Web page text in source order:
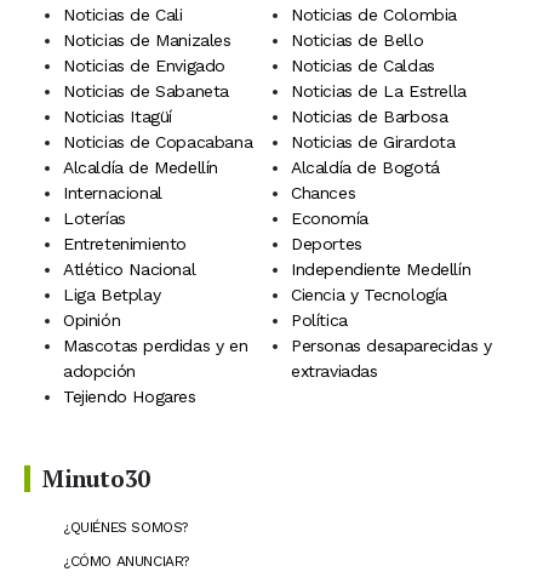
Noticias de Cali
Noticias de Colombia
Noticias de Manizales
Noticias de Bello
Noticias de Envigado
Noticias de Caldas
Noticias de Sabaneta
Noticias de La Estrella
Noticias Itagüí
Noticias de Barbosa
Noticias de Copacabana
Noticias de Girardota
Alcaldía de Medellín
Alcaldía de Bogotá
Internacional
Chances
Loterías
Economía
Entretenimiento
Deportes
Atlético Nacional
Independiente Medellín
Liga Betplay
Ciencia y Tecnología
Opinión
Política
Mascotas perdidas y en
adopción
Personas desaparecidas y
extraviadas
Tejiendo Hogares
Minuto30
¿QUIÉNES SOMOS?
¿CÓMO ANUNCIAR?